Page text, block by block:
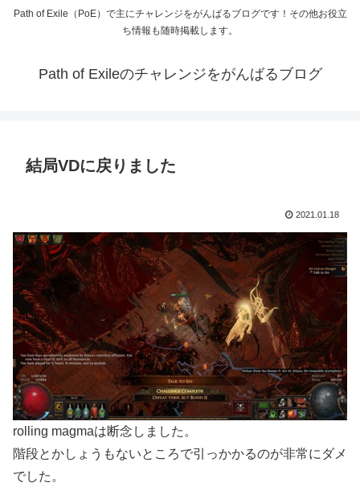
Path of Exile（PoE）で主にチャレンジをがんばるブログです！その他お役立
ち情報も随時掲載します。
Path of Exileのチャレンジをがんばるブログ
結局VDに戻りました
2021.01.18
rolling magmaは断念しました。
階段とかしょうもないところで引っかかるのが非常にダメ
でした。